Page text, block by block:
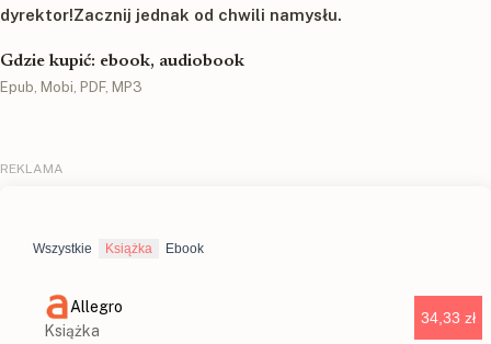
dyrektor!Zacznij jednak od chwili namysłu.
Gdzie kupić: ebook, audiobook
Epub, Mobi, PDF, MP3